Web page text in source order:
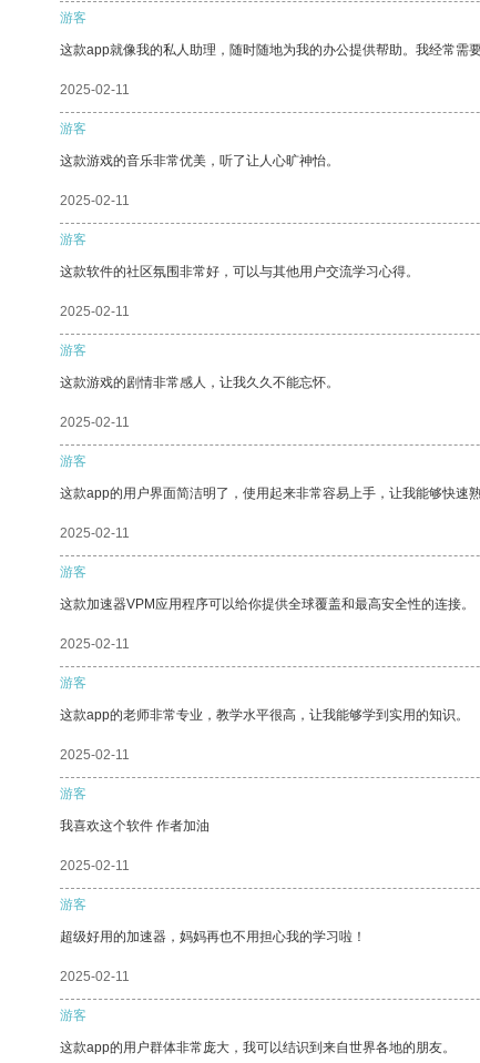
游客
这款app就像我的私人助理，随时随地为我的办公提供帮助。我经常需
2025-02-11
游客
这款游戏的音乐非常优美，听了让人心旷神怡。
2025-02-11
游客
这款软件的社区氛围非常好，可以与其他用户交流学习心得。
2025-02-11
游客
这款游戏的剧情非常感人，让我久久不能忘怀。
2025-02-11
游客
这款app的用户界面简洁明了，使用起来非常容易上手，让我能够快速
2025-02-11
游客
这款加速器VPM应用程序可以给你提供全球覆盖和最高安全性的连接。
2025-02-11
游客
这款app的老师非常专业，教学水平很高，让我能够学到实用的知识。
2025-02-11
游客
我喜欢这个软件 作者加油
2025-02-11
游客
超级好用的加速器，妈妈再也不用担心我的学习啦！
2025-02-11
游客
这款app的用户群体非常庞大，我可以结识到来自世界各地的朋友。